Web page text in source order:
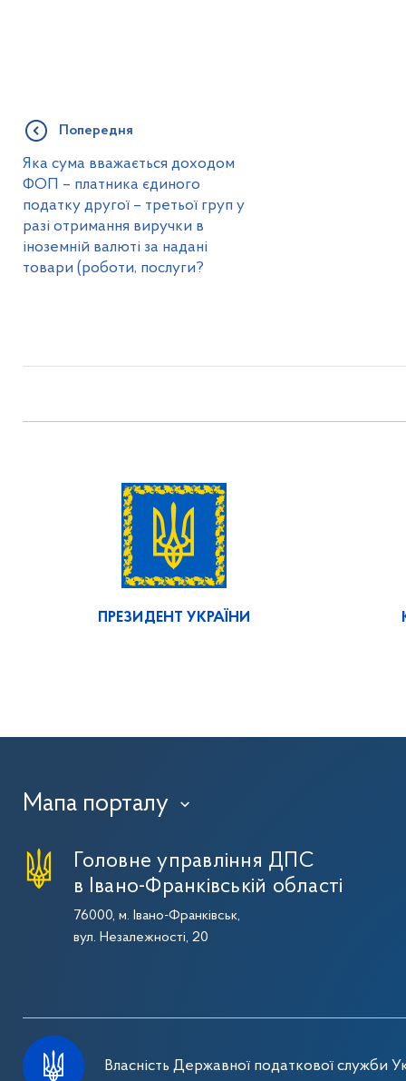
Попередня
Яка сума вважається доходом
ФОП – платника єдиного
податку другої – третьої груп у
разі отримання виручки в
іноземній валюті за надані
товари (роботи, послуги?
ПРЕЗИДЕНТ УКРАЇНИ
Мапа порталу ›
Головне управління ДПС
в Івано-Франківській області
76000, м. Івано-Франківськ,
вул. Незалежності, 20
Власність Державної податкової служби